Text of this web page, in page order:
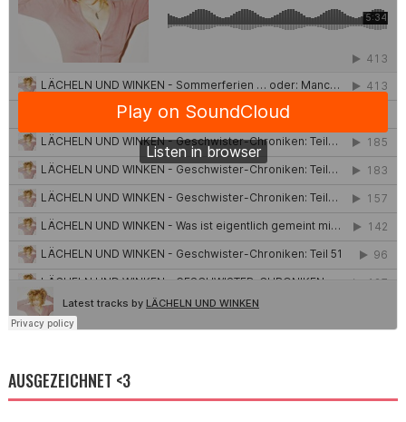
AUSGEZEICHNET <3